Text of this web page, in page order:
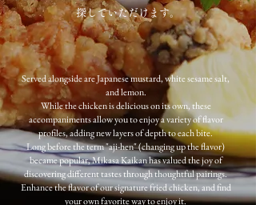
探していただけます。
Served alongside are Japanese mustard, white sesame salt,
and lemon.
While the chicken is delicious on its own, these
accompaniments allow you to enjoy a variety of flavor
profiles, adding new layers of depth to each bite.
Long before the term "aji-hen" (changing up the flavor)
became popular, Mikasa Kaikan has valued the joy of
discovering different tastes through thoughtful pairings.
Enhance the flavor of our signature fried chicken, and find
your own favorite way to enjoy it.